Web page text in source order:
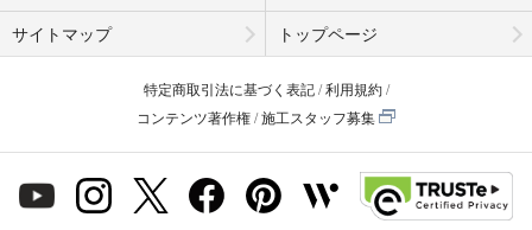
サイトマップ トップページ
特定商取引法に基づく表記
利用規約
コンテンツ著作権
施工スタッフ募集